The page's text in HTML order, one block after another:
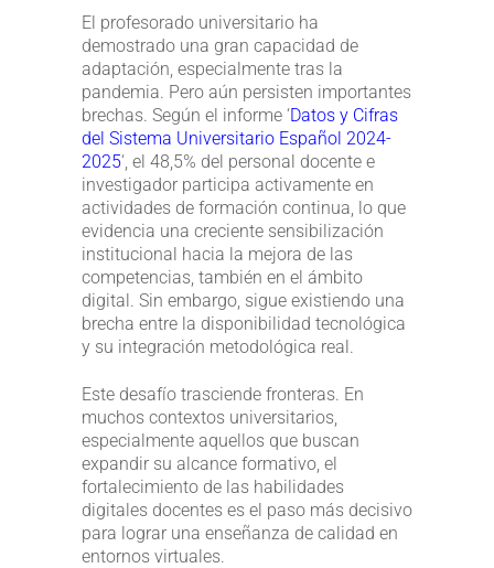
El profesorado universitario ha
demostrado una gran capacidad de
adaptación, especialmente tras la
pandemia. Pero aún persisten importantes
brechas. Según el informe ‘Datos y Cifras
del Sistema Universitario Español 2024-
2025‘, el 48,5% del personal docente e
investigador participa activamente en
actividades de formación continua, lo que
evidencia una creciente sensibilización
institucional hacia la mejora de las
competencias, también en el ámbito
digital. Sin embargo, sigue existiendo una
brecha entre la disponibilidad tecnológica
y su integración metodológica real.
Este desafío trasciende fronteras. En
muchos contextos universitarios,
especialmente aquellos que buscan
expandir su alcance formativo, el
fortalecimiento de las habilidades
digitales docentes es el paso más decisivo
para lograr una enseñanza de calidad en
entornos virtuales.